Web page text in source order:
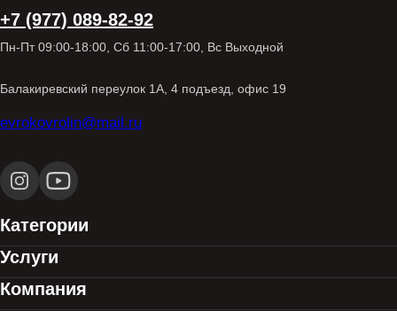
+7 (977) 089-82-92
Пн-Пт 09:00-18:00, Сб 11:00-17:00, Вс Выходной
Балакиревский переулок 1А, 4 подъезд, офис 19
evrokovrolin@mail.ru
Категории
Услуги
Компания